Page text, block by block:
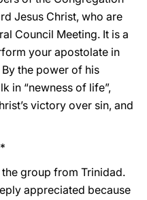
Jesus Christ, who are
Council Meeting. It is a
your apostolate in
the power of his
in “newness of life”,
victory over sin, and
group from Trinidad.
appreciated because